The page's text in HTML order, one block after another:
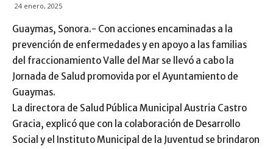
24 enero, 2025
Guaymas, Sonora.- Con acciones encaminadas a la
prevención de enfermedades y en apoyo a las familias
del fraccionamiento Valle del Mar se llevó a cabo la
Jornada de Salud promovida por el Ayuntamiento de
Guaymas.
La directora de Salud Pública Municipal Austria Castro
Gracia, explicó que con la colaboración de Desarrollo
Social y el Instituto Municipal de la Juventud se brindaron